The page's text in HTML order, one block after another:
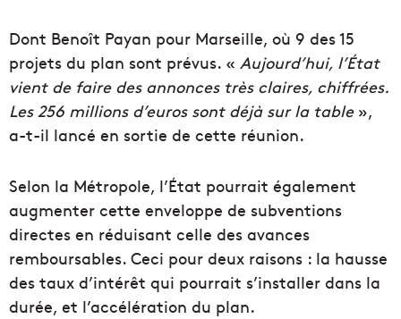
Dont Benoît Payan pour Marseille, où 9 des 15
projets du plan sont prévus. « Aujourd’hui, l’État
vient de faire des annonces très claires, chiffrées.
Les 256 millions d’euros sont déjà sur la table»,
a-t-il lancé en sortie de cette réunion.
Selon la Métropole, l’État pourrait également
augmenter cette enveloppe de subventions
directes en réduisant celle des avances
remboursables. Ceci pour deux raisons : la hausse
des taux d’intérêt qui pourrait s’installer dans la
durée, et l’accélération du plan.